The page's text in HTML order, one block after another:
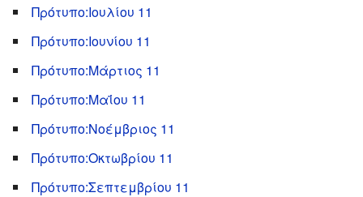
Πρότυπο:Ιουλίου 11
Πρότυπο:Ιουνίου 11
Πρότυπο:Μάρτιος 11
Πρότυπο:Μαΐου 11
Πρότυπο:Νοέμβριος 11
Πρότυπο:Οκτωβρίου 11
Πρότυπο:Σεπτεμβρίου 11